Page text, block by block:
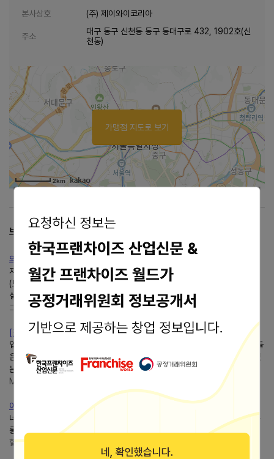
본사상호 (주) 제이와이코리아
주소
대구 동구 신천동 동구 동대구로 432, 1902호(신
천동)
2km
가맹점 지도로 보기
브랜드 리뷰
의정부 지역화폐 가맹점 알아보기
지역화폐를 만들었으니 써보는 방법을 알아보겠습니다. 1. 가맹점 알아보기
(모바일 앱을 통해서 알아보기) 1) 휴대폰에서 경기지역화폐 어플리케이션을
실행해줍니다. 2) 가운데 메뉴에 경기지역화폐...
그냥사는거지
https://kt99.tistory.com/
[프랜차이즈 ] 업체 리스트
업데이트 하였습니다. 2018년 최신 프렌차이즈 리스트입니다. 등록하신 분들
은 브랜드를 찾아보는 재미도 있어요. 관심있으신 분들은 어떤 브랜드들이 있
는지 참고하시는것도 좋을거 같습니다....
Media™
이열치열
너무 덥네요 그래서 난 뜨거운 아메리카노 한잔 너무 더워서! 카페로 도피. 몽
롱한 무더위속 뜨거운 아메리카노한잔으로 잠시 휴식을 ......
힐링을 찾아서!